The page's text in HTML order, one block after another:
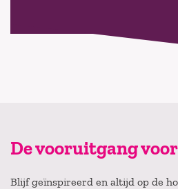
De vooruitgang
Blijf geïnspireerd en altijd op de